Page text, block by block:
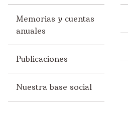
Memorias y cuentas
anuales
Publicaciones
Nuestra base social